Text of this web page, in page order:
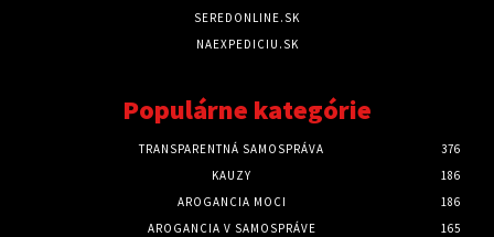
SEREDONLINE.SK
NAEXPEDICIU.SK
Populárne kategórie
TRANSPARENTNÁ SAMOSPRÁVA
376
KAUZY
186
AROGANCIA MOCI
186
AROGANCIA V SAMOSPRÁVE
165